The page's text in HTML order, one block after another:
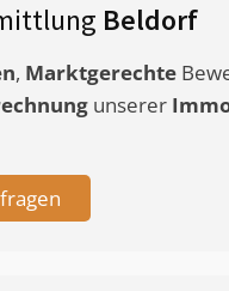
Beldorf
, Marktgerechte
unserer